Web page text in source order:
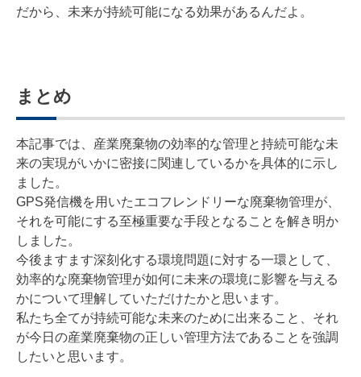
だから、未来が持続可能になる効果があるんだよ。
まとめ
本記事では、産業廃棄物の効率的な管理と持続可能な未
来の実現がいかに密接に関連しているかを具体的に示し
ました。
GPS発信機を用いたエコフレンドリーな廃棄物管理が、
それを可能にする至極重要な手段となることを解き明か
しました。
今後ますます深刻化する環境問題に対する一環として、
効率的な廃棄物管理が如何に未来の環境に影響を与える
かについて理解していただけたかと思います。
私たち全てが持続可能な未来のために出来ること、それ
が今日の産業廃棄物の正しい管理方法であることを強調
したいと思います。